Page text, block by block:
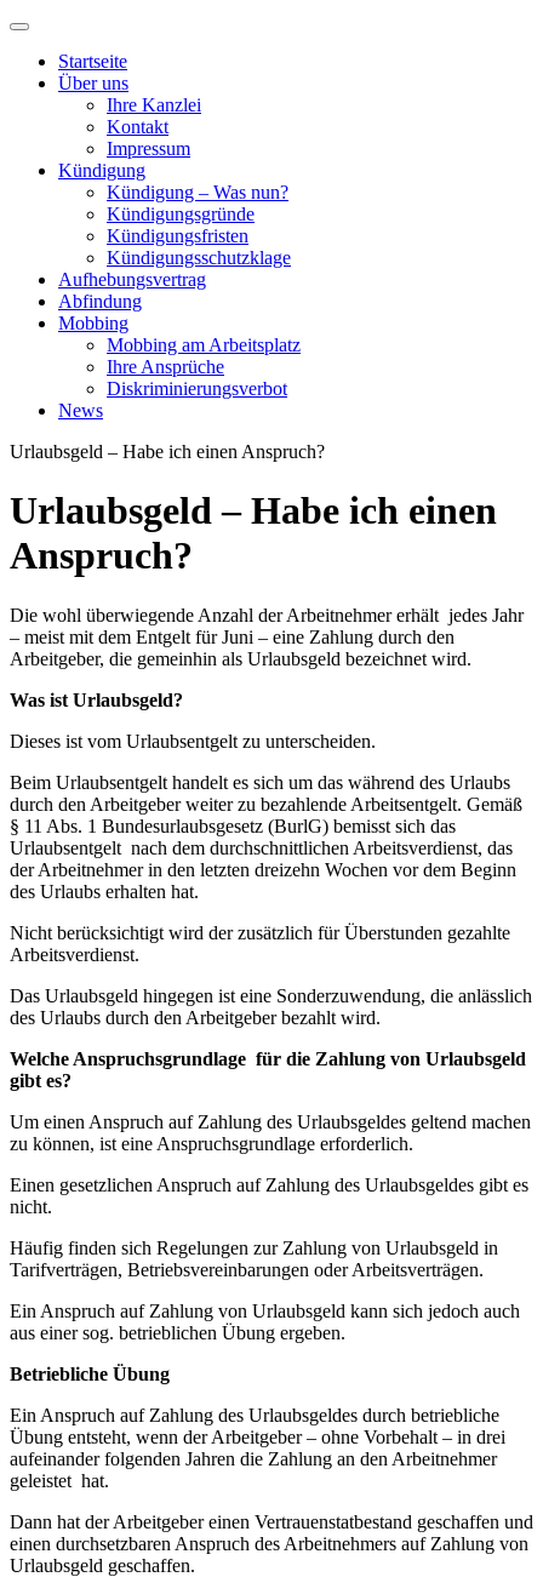
Startseite
Über uns
Ihre Kanzlei
Kontakt
Impressum
Kündigung
Kündigung – Was nun?
Kündigungsgründe
Kündigungsfristen
Kündigungsschutzklage
Aufhebungsvertrag
Abfindung
Mobbing
Mobbing am Arbeitsplatz
Ihre Ansprüche
Diskriminierungsverbot
News
Urlaubsgeld – Habe ich einen Anspruch?
Urlaubsgeld – Habe ich einen
Anspruch?
Die wohl überwiegende Anzahl der Arbeitnehmer erhält jedes Jahr
– meist mit dem Entgelt für Juni – eine Zahlung durch den
Arbeitgeber, die gemeinhin als Urlaubsgeld bezeichnet wird.
Was ist Urlaubsgeld?
Dieses ist vom Urlaubsentgelt zu unterscheiden.
Beim Urlaubsentgelt handelt es sich um das während des Urlaubs
durch den Arbeitgeber weiter zu bezahlende Arbeitsentgelt. Gemäß
§ 11 Abs. 1 Bundesurlaubsgesetz (BurlG) bemisst sich das
Urlaubsentgelt nach dem durchschnittlichen Arbeitsverdienst, das
der Arbeitnehmer in den letzten dreizehn Wochen vor dem Beginn
des Urlaubs erhalten hat.
Nicht berücksichtigt wird der zusätzlich für Überstunden gezahlte
Arbeitsverdienst.
Das Urlaubsgeld hingegen ist eine Sonderzuwendung, die anlässlich
des Urlaubs durch den Arbeitgeber bezahlt wird.
Welche Anspruchsgrundlage für die Zahlung von Urlaubsgeld
gibt es?
Um einen Anspruch auf Zahlung des Urlaubsgeldes geltend machen
zu können, ist eine Anspruchsgrundlage erforderlich.
Einen gesetzlichen Anspruch auf Zahlung des Urlaubsgeldes gibt es
nicht.
Häufig finden sich Regelungen zur Zahlung von Urlaubsgeld in
Tarifverträgen, Betriebsvereinbarungen oder Arbeitsverträgen.
Ein Anspruch auf Zahlung von Urlaubsgeld kann sich jedoch auch
aus einer sog. betrieblichen Übung ergeben.
Betriebliche Übung
Ein Anspruch auf Zahlung des Urlaubsgeldes durch betriebliche
Übung entsteht, wenn der Arbeitgeber – ohne Vorbehalt – in drei
aufeinander folgenden Jahren die Zahlung an den Arbeitnehmer
geleistet hat.
Dann hat der Arbeitgeber einen Vertrauenstatbestand geschaffen und
einen durchsetzbaren Anspruch des Arbeitnehmers auf Zahlung von
Urlaubsgeld geschaffen.